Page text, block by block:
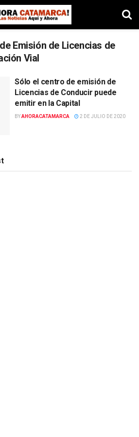
Emisión de Licencias de
Vial
Sólo el centro de emisión de
Licencias de Conducir puede
emitir en la Capital
BYAHORACATAMARCA 2 DE JULIO DE 2020